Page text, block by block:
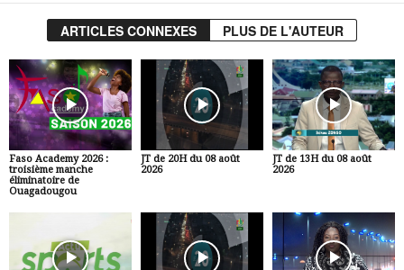
ARTICLES CONNEXES PLUS DE L'AUTEUR
Faso Academy 2026 :
troisième manche
éliminatoire de
Ouagadougou
JT de 20H du 08 août
2026
JT de 13H du 08 août
2026